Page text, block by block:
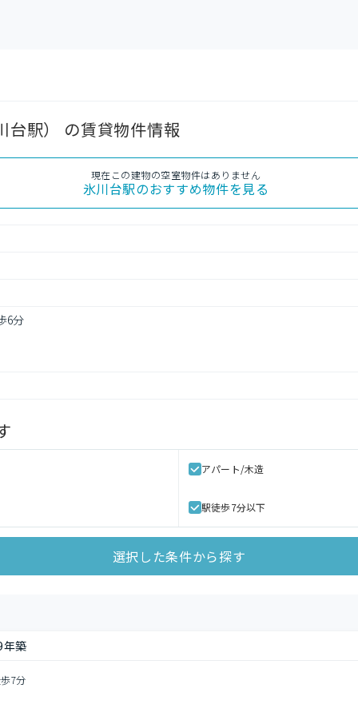
台駅） の賃貸物件情報
現在この建物の空室物件はありません
氷川台駅のおすすめ物件を見る
6分
アパート/木造
駅徒歩7分以下
選択した条件から探す
年築
7分